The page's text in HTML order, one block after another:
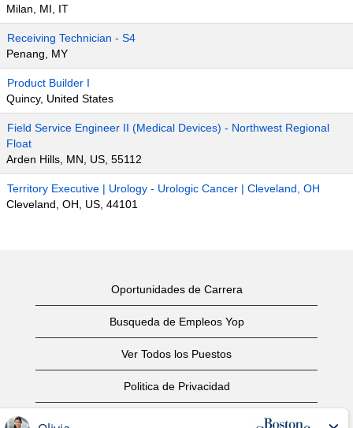
Milan, MI, IT
Receiving Technician - S4
Penang, MY
Product Builder I
Quincy, United States
Field Service Engineer II (Medical Devices) - Northwest Regional
Float
Arden Hills, MN, US, 55112
Territory Executive | Urology - Urologic Cancer | Cleveland, OH
Cleveland, OH, US, 44101
Oportunidades de Carrera
Busqueda de Empleos Yop
Ver Todos los Puestos
Politica de Privacidad